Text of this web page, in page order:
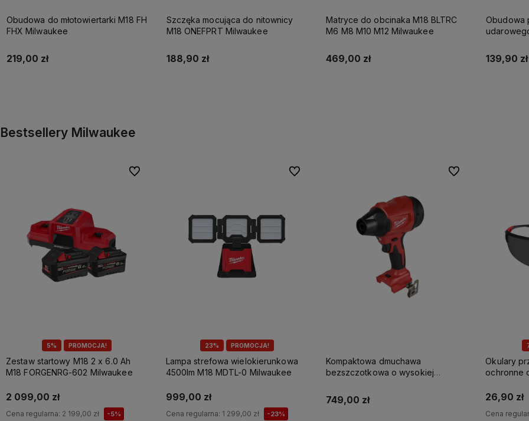
Obudowa do młotowiertarki M18 FH
FHX Milwaukee
219,00 zł
Szczęka mocująca do nitownicy
M18 ONEFPRT Milwaukee
188,90 zł
Matryce do obcinaka M18 BLTRC
M6 M8 M10 M12 Milwaukee
469,00 zł
Obudowa
139,90 zł
Bestsellery Milwaukee
5% PROMOCJA!
Zestaw startowy M18 2 x 6.0 Ah
M18 FORGENRG-602 Milwaukee
2 099,00 zł
Cena regularna: 2 199,00 zł -5%
Do ulubionych
23% PROMOCJA!
Lampa strefowa wielokierunkowa
4500lm M18 MDTL-0 Milwaukee
999,00 zł
Cena regularna: 1 299,00 zł -23%
Do ulubionych
Kompaktowa dmuchawa
bezszczotkowa o wysokiej
749,00 zł
Do ulubionych
Okulary
ochronne
26,90 zł
Cena